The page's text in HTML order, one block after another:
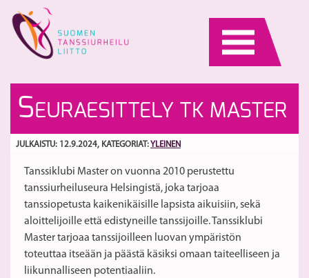
content
SEURAESITTELY TK MASTER
JULKAISTU: 12.9.2024, KATEGORIAT: YLEINEN
Tanssiklubi Master on vuonna 2010 perustettu
tanssiurheiluseura Helsingistä, joka tarjoaa
tanssiopetusta kaikenikäisille lapsista aikuisiin, sekä
aloittelijoille että edistyneille tanssijoille. Tanssiklubi
Master tarjoaa tanssijoilleen luovan ympäristön
toteuttaa itseään ja päästä käsiksi omaan taiteelliseen ja
liikunnalliseen potentiaaliin.